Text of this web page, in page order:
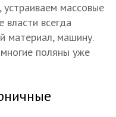
массовые
власти всегда
материал, машину.
поляны уже